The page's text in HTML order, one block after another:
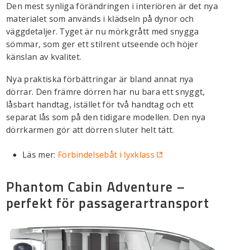
Den mest synliga förändringen i interiören är det nya
materialet som används i klädseln på dynor och
väggdetaljer. Tyget är nu mörkgrått med snygga
sömmar, som ger ett stilrent utseende och höjer
känslan av kvalitet.
Nya praktiska förbättringar är bland annat nya
dörrar. Den främre dörren har nu bara ett snyggt,
låsbart handtag, istället för två handtag och ett
separat lås som på den tidigare modellen. Den nya
dörrkarmen gör att dörren sluter helt tätt.
Läs mer: Förbindelsebåt i lyxklass
Phantom Cabin Adventure –
perfekt för passagerartransport